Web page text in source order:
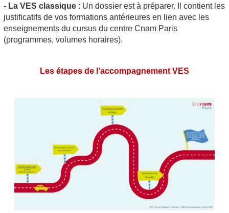
- La VES classique : Un dossier est à préparer. Il contient les
justificatifs de vos formations antérieures en lien avec les
enseignements du cursus du centre Cnam Paris
(programmes, volumes horaires).
Les étapes de l’accompagnement VES